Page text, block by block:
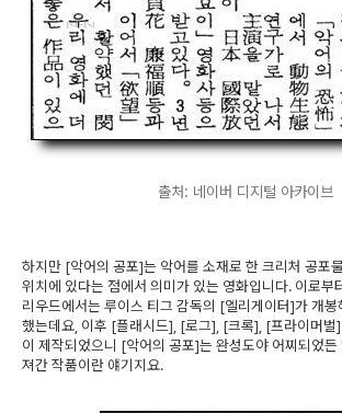
출처: 네이버 디지털 아카이브
하지만 [악어의 공포]는 악어를 소재로 한 크리처 공포
위치에 있다는 점에서 의미가 있는 영화입니다. 이로
리우드에서는 루이스 티그 감독의 [엘리게이터]가 개봉
했는데요, 이후 [플래시드], [로그], [크록], [프라이머벌
이 제작되었으니 [악어의 공포]는 완성도야 어찌되었
져간 작품이란 얘기지요.